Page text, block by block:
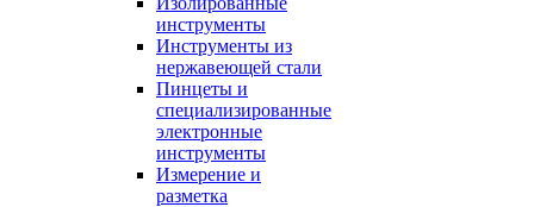
инструменты
Инструменты из
нержавеющей стали
Пинцеты и
специализированные
электронные
инструменты
Измерение и
разметка